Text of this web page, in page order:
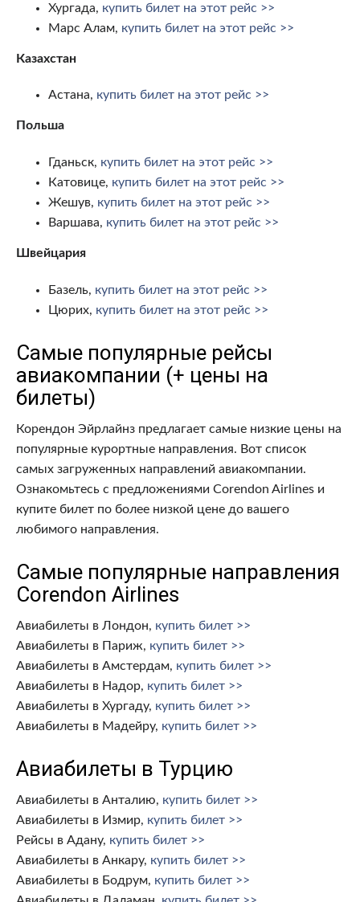
Хургада, купить билет на этот рейс >>
Марс Алам, купить билет на этот рейс >>
Казахстан
Астана, купить билет на этот рейс >>
Польша
Гданьск, купить билет на этот рейс >>
Катовице, купить билет на этот рейс >>
Жешув, купить билет на этот рейс >>
Варшава, купить билет на этот рейс >>
Швейцария
Базель, купить билет на этот рейс >>
Цюрих, купить билет на этот рейс >>
Самые популярные рейсы
авиакомпании (+ цены на
билеты)
Корендон Эйрлайнз предлагает самые низкие цены на
популярные курортные направления. Вот список
самых загруженных направлений авиакомпании.
Ознакомьтесь с предложениями Corendon Airlines и
купите билет по более низкой цене до вашего
любимого направления.
Самые популярные направления
Corendon Airlines
Авиабилеты в Лондон, купить билет >>
Авиабилеты в Париж, купить билет >>
Авиабилеты в Амстердам, купить билет >>
Авиабилеты в Надор, купить билет >>
Авиабилеты в Хургаду, купить билет >>
Авиабилеты в Мадейру, купить билет >>
Авиабилеты в Турцию
Авиабилеты в Анталию, купить билет >>
Авиабилеты в Измир, купить билет >>
Рейсы в Адану, купить билет >>
Авиабилеты в Анкару, купить билет >>
Авиабилеты в Бодрум, купить билет >>